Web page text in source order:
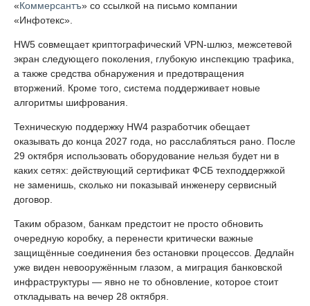
«Коммерсантъ» со ссылкой на письмо компании
«Инфотекс».
HW5 совмещает криптографический VPN-шлюз, межсетевой
экран следующего поколения, глубокую инспекцию трафика,
а также средства обнаружения и предотвращения
вторжений. Кроме того, система поддерживает новые
алгоритмы шифрования.
Техническую поддержку HW4 разработчик обещает
оказывать до конца 2027 года, но расслабляться рано. После
29 октября использовать оборудование нельзя будет ни в
каких сетях: действующий сертификат ФСБ техподдержкой
не заменишь, сколько ни показывай инженеру сервисный
договор.
Таким образом, банкам предстоит не просто обновить
очередную коробку, а перенести критически важные
защищённые соединения без остановки процессов. Дедлайн
уже виден невооружённым глазом, а миграция банковской
инфраструктуры — явно не то обновление, которое стоит
откладывать на вечер 28 октября.